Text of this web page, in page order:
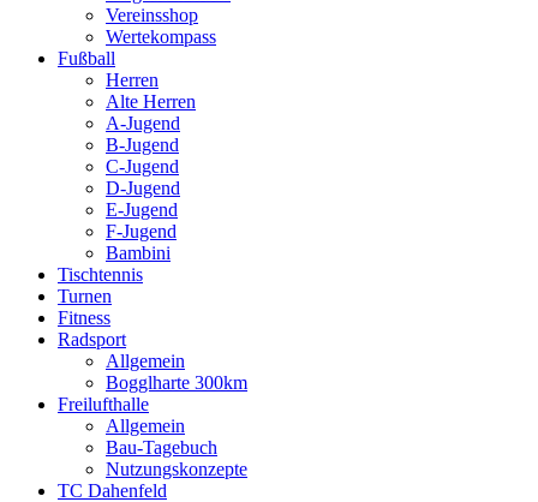
Vereinsshop
Wertekompass
Fußball
Herren
Alte Herren
A-Jugend
B-Jugend
C-Jugend
D-Jugend
E-Jugend
F-Jugend
Bambini
Tischtennis
Turnen
Fitness
Radsport
Allgemein
Bogglharte 300km
Freilufthalle
Allgemein
Bau-Tagebuch
Nutzungskonzepte
TC Dahenfeld